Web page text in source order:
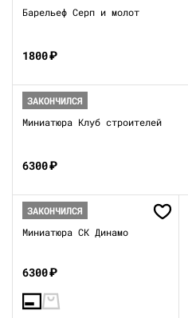
Барельеф Серп и молот
1800₽
ЗАКОНЧИЛСЯ
Миниатюра Клуб строителей
6300₽
ЗАКОНЧИЛСЯ
Миниатюра СК Динамо
6300₽